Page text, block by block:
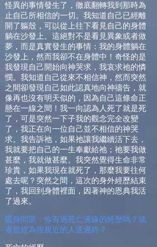
怪異的事情發生了，徹底翻轉我到那時為
止自己所相信的一切。我知道自己已經離
開了軀殼，可以從上往下看見自己的身體
躺在沙發上。這絕對不是看見異象或者做
夢，而是真實發生的事情：我的身體躺在
沙發上，然而我卻不在身體中！奇怪的是
我發現自己開始向神哭求，我哀求祂的憐
憫。我知道自己從來不相信神，然而突然
之間卻發現自己如此認真地向神禱告，就
像再也沒有明天似的，因為自己這條命正
懸在一線之間！我一向認為人死了就是死
了，可是突然一下子我的觀念完全改變
了，我正在向一位自己並不相信的神哭
求。我告訴祂，如果祂讓我繼續活下去，
我就要把自己的一生奉獻給祂；祂要我做
甚麼，我就做甚麼。我突然覺得生命非常
珍貴，如果我現在就死了，那麼我要往何
處去呢？突然之間，這次的身外經歷結束
了，我回到身體裡面，因著神的恩典我活
了過來。
暖身問題：你有過死亡邊緣的經歷嗎？或
者曾經為很親近的人送過終？